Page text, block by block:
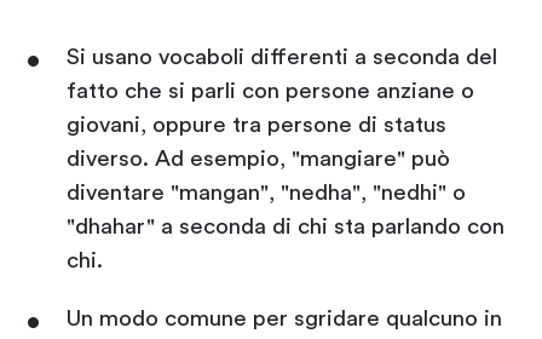
Si usano vocaboli differenti a seconda del
fatto che si parli con persone anziane o
giovani, oppure tra persone di status
diverso. Ad esempio, "mangiare" può
diventare "mangan", "nedha", "nedhi" o
"dhahar" a seconda di chi sta parlando con
chi.
Un modo comune per sgridare qualcuno in